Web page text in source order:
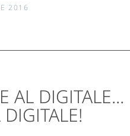
2016
AL DIGITALE...